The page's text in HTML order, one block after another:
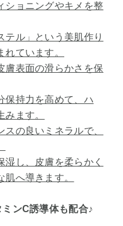
ショニングやキメを整
テル」という美肌作り
ています。
膚表面の滑らかさを保
保持力を高めて、ハ
ます。
の良いミネラルで、
湿し、皮膚を柔らかく
へ導きます。
ンC誘導体も配合♪